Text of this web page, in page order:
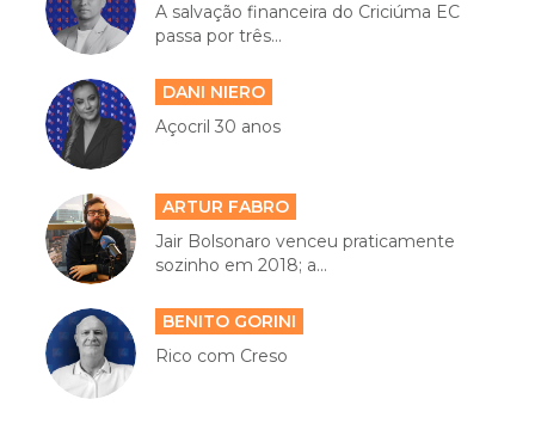
A salvação financeira do Criciúma EC
passa por três...
DANI NIERO
Açocril 30 anos
ARTUR FABRO
Jair Bolsonaro venceu praticamente
sozinho em 2018; a...
BENITO GORINI
Rico com Creso